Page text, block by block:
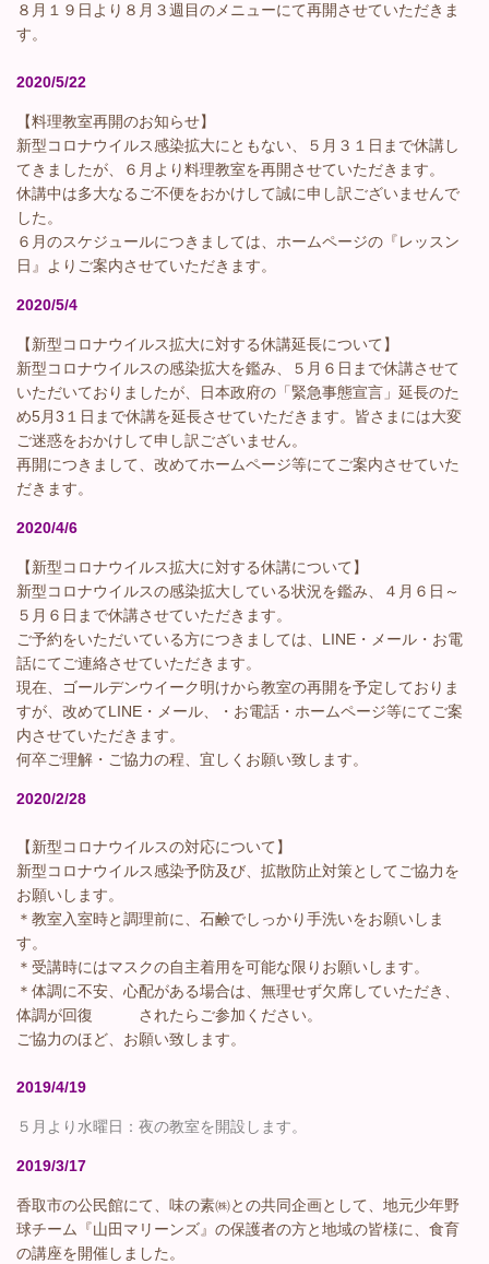
８月１９日より８月３週目のメニューにて再開させていただきま
す。
2020/5/22
【料理教室再開のお知らせ】
新型コロナウイルス感染拡大にともない、５月３１日まで休講し
てきましたが、６月より料理教室を再開させていただきます。
休講中は多大なるご不便をおかけして誠に申し訳ございませんで
した。
６月のスケジュールにつきましては、ホームページの『レッスン
日』よりご案内させていただきます。
2020/5/4
【新型コロナウイルス拡大に対する休講延長について】
新型コロナウイルスの感染拡大を鑑み、５月６日まで休講させて
いただいておりましたが、日本政府の「緊急事態宣言」延長のた
め5月3１日まで休講を延長させていただきます。皆さまには大変
ご迷惑をおかけして申し訳ございません。
再開につきまして、改めてホームページ等にてご案内させていた
だきます。
2020/4/6
【新型コロナウイルス拡大に対する休講について】
新型コロナウイルスの感染拡大している状況を鑑み、４月６日～
５月６日まで休講させていただきます。
ご予約をいただいている方につきましては、LINE・メール・お電
話にてご連絡させていただきます。
現在、ゴールデンウイーク明けから教室の再開を予定しておりま
すが、改めてLINE・メール、・お電話・ホームページ等にてご案
内させていただきます。
何卒ご理解・ご協力の程、宜しくお願い致します。
2020/2/28
【新型コロナウイルスの対応について】
新型コロナウイルス感染予防及び、拡散防止対策としてご協力を
お願いします。
＊教室入室時と調理前に、石鹸でしっかり手洗いをお願いしま
す。
＊受講時にはマスクの自主着用を可能な限りお願いします。
＊体調に不安、心配がある場合は、無理せず欠席していただき、
体調が回復 されたらご参加ください。
ご協力のほど、お願い致します。
2019/4/19
５月より水曜日：夜の教室を開設します。
2019/3/17
香取市の公民館にて、味の素㈱との共同企画として、地元少年野
球チーム『山田マリーンズ』の保護者の方と地域の皆様に、食育
の講座を開催しました。